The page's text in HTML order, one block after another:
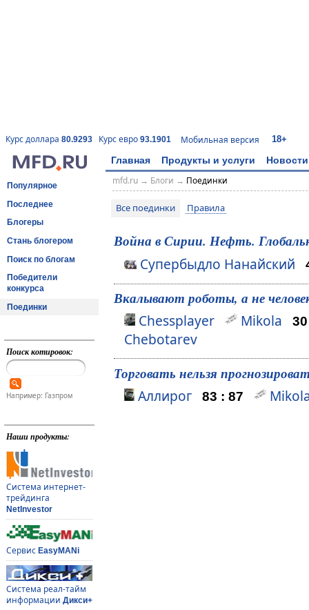
Курс доллара 80.9293 Курс евро 93.1901 Мобильная версия 18+
Главная Продукты и услуги Новости
Популярное
Последнее
Блогеры
Стань блогером
Поиск по блогам
Победители
конкурса
Поединки
Поиск котировок:
Например: Газпром
Наши продукты:
Система интернет-
трейдинга
NetInvestor
Сервис EasyMANi
Система реал-тайм
информации Дикси+
mfd.ru→ Блоги → Поединки
Все поединки Правила
Война в Сирии. Нефть.
Супербыдло Нанайский
Вкалывают роботы, а не
Chessplayer Mikola
Chebotarev
Торговать нельзя
Аллирoг 83 : 87